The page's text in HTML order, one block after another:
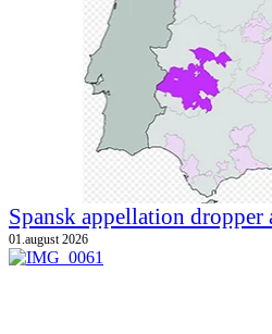
Spansk appellation
01.august 2026